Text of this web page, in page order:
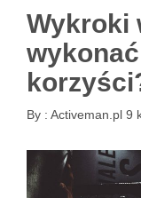
Wykroki
By : Activeman.pl 9